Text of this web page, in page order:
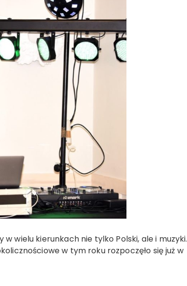
w wielu kierunkach nie tylko Polski, ale i muzyki.
w tym roku rozpoczęło się już w